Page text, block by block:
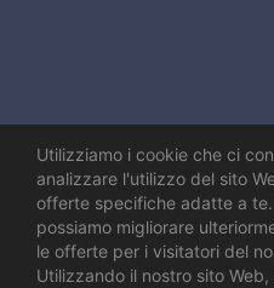
Utilizziamo i cookie che ci
analizzare l'utilizzo del sito
offerte specifiche adatte a
possiamo migliorare
le offerte per i visitatori del
Utilizzando il nostro sito